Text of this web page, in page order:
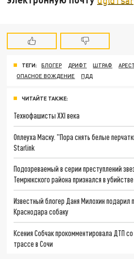
ТЕГИ: БЛОГЕР ДРИФТ ШТРАФ
ОПАСНОЕ ВОЖДЕНИЕ
ПДД
ЧИТАЙТЕ ТАКЖЕ:
Технофашисты XXI века
Оплеуха Маску. "Пора снять белые
Starlink
Подозреваемый в серии преступлений
Темрюкского района признался в убийстве
Известный блогер Даня Милохин подарил
Краснодара собаку
Ксения Собчак прокомментировала ДТП
трассе в Сочи